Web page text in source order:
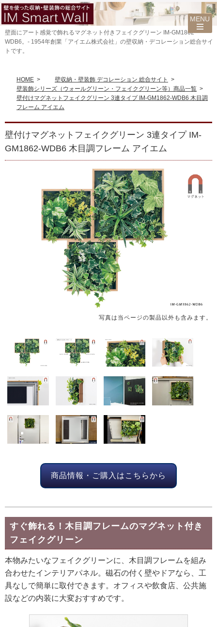
壁面にアート感覚で飾れるマグネット付きフェイクグリーン IM-GM1862-
WDB6。- 1954年創業「アイエム株式会社」の壁収納・デコレーション総合サイ
トです。
HOME > 壁収納・壁装飾 デコレーション 総合サイト
>
壁装飾シリーズ（ウォールグリーン・フェイクグリーン等）商品一覧 >
壁付けマグネットフェイクグリーン 3連タイプ IM-GM1862-WDB6 木目調
フレーム アイエム
壁付けマグネットフェイクグリーン 3連タイプ IM-
GM1862-WDB6 木目調フレーム アイエム
写真は当ページの製品以外も含みます。
商品情報・ご購入はこちらから
すぐ飾れる！木目調フレームのマグネット付き
フェイクグリーン
本物みたいなフェイクグリーンに、木目調フレームを組み
合わせたインテリアパネル。磁石の付く壁やドアなら、工
具なしで簡単に取付できます。オフィスや飲食店、公共施
設などの内装に大変おすすめです。